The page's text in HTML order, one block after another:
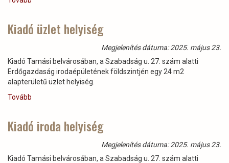
a
agancsfejlődésének
esetei
mögött
Deformans
bemutatása
Kiadó üzlet helyiség
Megjelenítés dátuma: 2025. május 23.
Kiadó Tamási belvárosában, a Szabadság u. 27. szám alatti
Erdőgazdaság irodaépületének földszintjén egy 24 m2
alapterületű üzlet helyiség.
Tovább
Kiadó iroda helyiség
Megjelenítés dátuma: 2025. május 23.
Kiadó Tamási belvárosában, a Szabadság u. 27. szám alatti